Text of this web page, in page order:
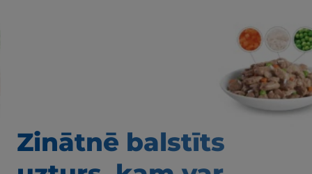
Zinātnē balstīts